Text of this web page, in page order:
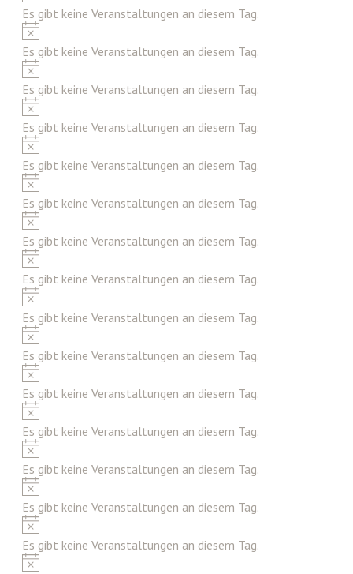
Es gibt keine Veranstaltungen an diesem Tag.
Hinweis
Es gibt keine Veranstaltungen an diesem Tag.
Hinweis
Es gibt keine Veranstaltungen an diesem Tag.
Hinweis
Es gibt keine Veranstaltungen an diesem Tag.
Hinweis
Es gibt keine Veranstaltungen an diesem Tag.
Hinweis
Es gibt keine Veranstaltungen an diesem Tag.
Hinweis
Es gibt keine Veranstaltungen an diesem Tag.
Hinweis
Es gibt keine Veranstaltungen an diesem Tag.
Hinweis
Es gibt keine Veranstaltungen an diesem Tag.
Hinweis
Es gibt keine Veranstaltungen an diesem Tag.
Hinweis
Es gibt keine Veranstaltungen an diesem Tag.
Hinweis
Es gibt keine Veranstaltungen an diesem Tag.
Hinweis
Es gibt keine Veranstaltungen an diesem Tag.
Hinweis
Es gibt keine Veranstaltungen an diesem Tag.
Hinweis
Es gibt keine Veranstaltungen an diesem Tag.
Hinweis